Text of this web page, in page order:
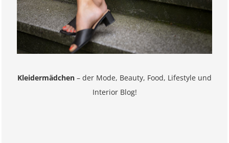
Kleidermädchen – der Mode, Beauty, Food, Lifestyle und
Interior Blog!